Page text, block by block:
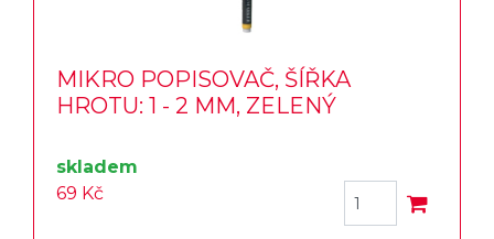
MIKRO POPISOVAČ, ŠÍŘKA
HROTU: 1 - 2 MM, ZELENÝ
skladem
69 Kč